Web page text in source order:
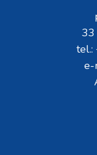
33
e-